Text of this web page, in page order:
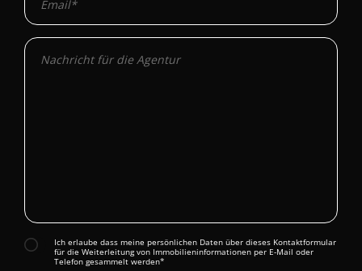
Ich erlaube dass meine persönlichen Daten über dieses Kontaktformular
für die Weiterleitung von Immobilieninformationen per E-Mail oder
Telefon gesammelt werden*